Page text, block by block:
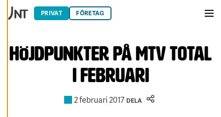
E
R
A
K
I
E
Hoppa till innehåll
PRIVAT FÖRETAG
Höjdpunkter på MTV Total
i Februari
2 februari 2017 DELA